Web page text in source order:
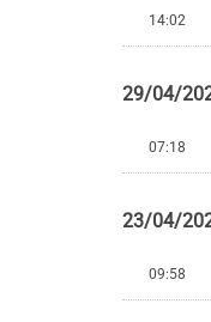
14:02
29/04/
07:18
23/04/
09:58